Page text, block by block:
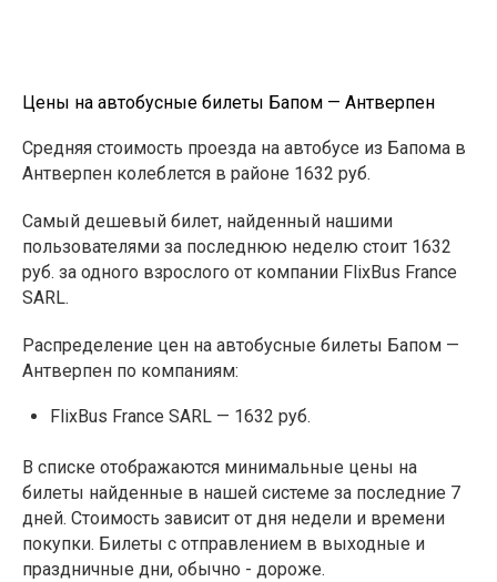
Цены на автобусные билеты Бапом — Антверпен
Средняя стоимость проезда на автобусе из Бапома в
Антверпен колеблется в районе 1632 руб.
Самый дешевый билет, найденный нашими
пользователями за последнюю неделю стоит 1632
руб. за одного взрослого от компании FlixBus France
SARL.
Распределение цен на автобусные билеты Бапом —
Антверпен по компаниям:
FlixBus France SARL — 1632 руб.
В списке отображаются минимальные цены на
билеты найденные в нашей системе за последние 7
дней. Стоимость зависит от дня недели и времени
покупки. Билеты с отправлением в выходные и
праздничные дни, обычно - дороже.